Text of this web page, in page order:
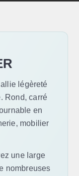
allie légèreté
Rond, carré
en
mobilier
une large
nombreuses